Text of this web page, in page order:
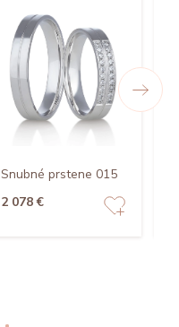
Snubné prstene 015
2 078 €